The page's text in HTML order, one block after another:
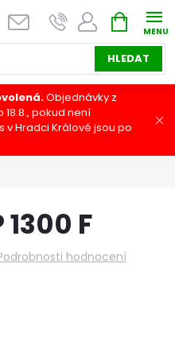
HLEDAT
NÁKUPNÍ
KOŠÍK
Objednávky z
pokud není
v Hradci Králové jsou po
F
hodnocení